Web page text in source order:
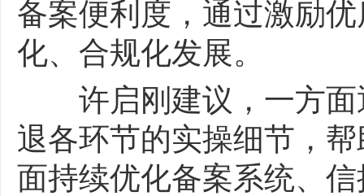
备案便利度，通过激励
化、合规化发展。
许启刚建议，一方面
退各环节的实操细节，
面持续优化备案系统、